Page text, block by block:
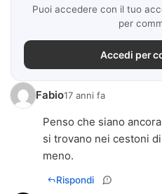
Puoi accedere con il tuo
per
Accedi per
Fabio17 anni fa
Penso che siano
si trovano nei cestoni
meno.
Rispondi